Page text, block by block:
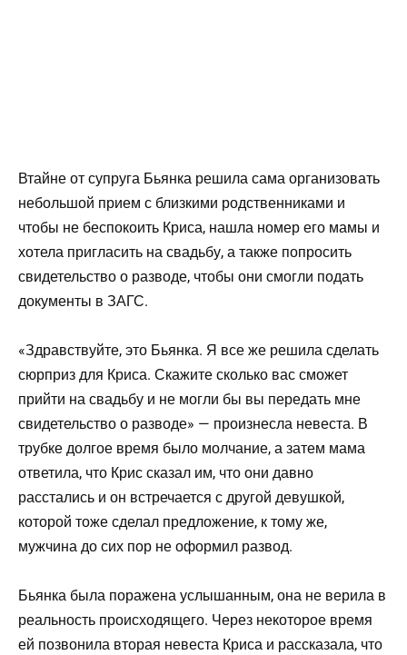
Втайне от супруга Бьянка решила сама организовать
небольшой прием с близкими родственниками и
чтобы не беспокоить Криса, нашла номер его мамы и
хотела пригласить на свадьбу, а также попросить
свидетельство о разводе, чтобы они смогли подать
документы в ЗАГС.
«Здравствуйте, это Бьянка. Я все же решила сделать
сюрприз для Криса. Скажите сколько вас сможет
прийти на свадьбу и не могли бы вы передать мне
свидетельство о разводе» — произнесла невеста. В
трубке долгое время было молчание, а затем мама
ответила, что Крис сказал им, что они давно
расстались и он встречается с другой девушкой,
которой тоже сделал предложение, к тому же,
мужчина до сих пор не оформил развод.
Бьянка была поражена услышанным, она не верила в
реальность происходящего. Через некоторое время
ей позвонила вторая невеста Криса и рассказала, что